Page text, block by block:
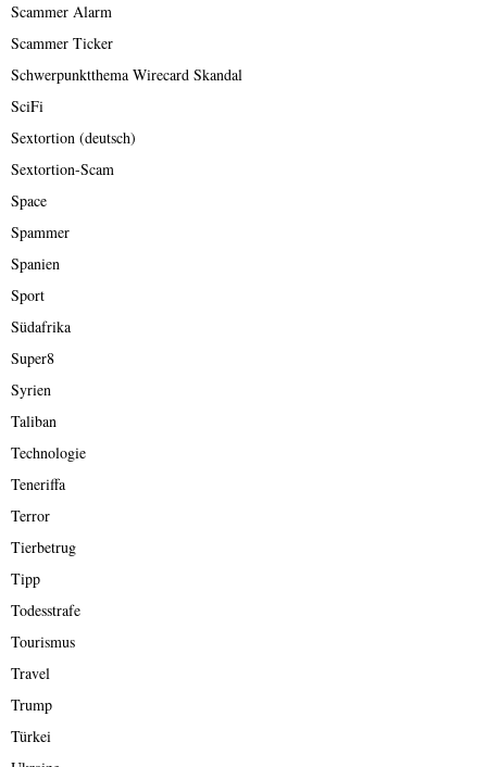
Scammer Alarm
Scammer Ticker
Schwerpunktthema Wirecard Skandal
SciFi
Sextortion (deutsch)
Sextortion-Scam
Space
Spammer
Spanien
Sport
Südafrika
Super8
Syrien
Taliban
Technologie
Teneriffa
Terror
Tierbetrug
Tipp
Todesstrafe
Tourismus
Travel
Trump
Türkei